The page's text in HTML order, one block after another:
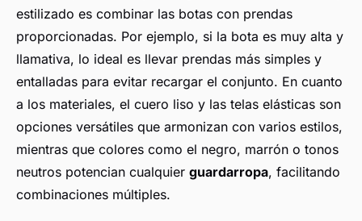
estilizado es combinar las botas con prendas
proporcionadas. Por ejemplo, si la bota es muy alta y
llamativa, lo ideal es llevar prendas más simples y
entalladas para evitar recargar el conjunto. En cuanto
a los materiales, el cuero liso y las telas elásticas son
opciones versátiles que armonizan con varios estilos,
mientras que colores como el negro, marrón o tonos
neutros potencian cualquier guardarropa, facilitando
combinaciones múltiples.